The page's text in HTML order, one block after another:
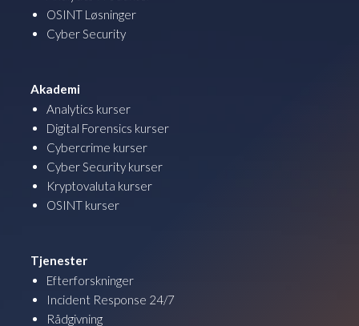
OSINT Løsninger
Cyber Security
Akademi
Analytics kurser
Digital Forensics kurser
Cybercrime kurser
Cyber Security kurser
Kryptovaluta kurser
OSINT kurser
Tjenester
Efterforskninger
Incident Response 24/7
Rådgivning